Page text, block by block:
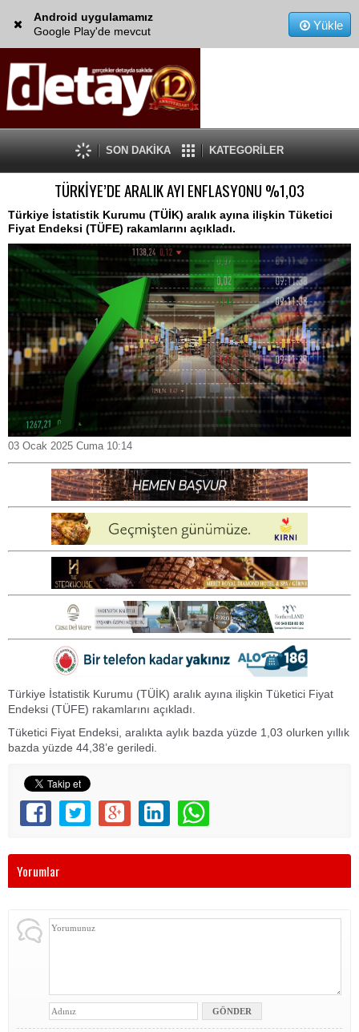
Android uygulamamız
Google Play'de mevcut
Yükle
SON DAKİKA KATEGORİLER
TÜRKİYE’DE ARALIK AYI ENFLASYONU %1,03
Türkiye İstatistik Kurumu (TÜİK) aralık ayına ilişkin Tüketici
Fiyat Endeksi (TÜFE) rakamlarını açıkladı.
03 Ocak 2025 Cuma 10:14
Türkiye İstatistik Kurumu (TÜİK) aralık ayına ilişkin Tüketici Fiyat
Endeksi (TÜFE) rakamlarını açıkladı.
Tüketici Fiyat Endeksi, aralıkta aylık bazda yüzde 1,03 olurken yıllık
bazda yüzde 44,38’e geriledi.
Yorumlar